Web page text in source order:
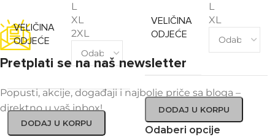
VELIČINA
ODJEĆE
L
XL
2XL
DODAJ U KORPU
VELIČINA
ODJEĆE
L
XL
DODAJ U KORPU
Odaberi opcije
Pretplati se na naš newsletter
Popusti, akcije, događaji i najbolje priče sa bloga –
direktno u vaš inbox!